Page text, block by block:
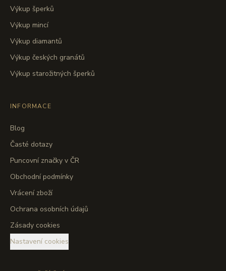
Výkup šperků
Výkup mincí
Výkup diamantů
Výkup českých granátů
Výkup starožitných šperků
INFORMACE
Blog
Časté dotazy
Puncovní značky v ČR
Obchodní podmínky
Vrácení zboží
Ochrana osobních údajů
Zásady cookies
Nastavení cookies